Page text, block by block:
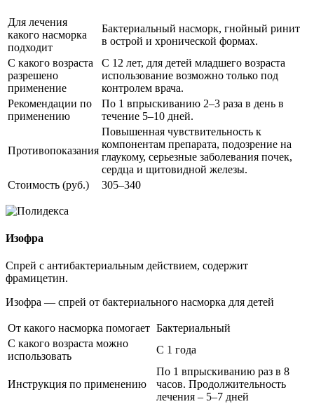
Для лечения
какого насморка
подходит
Бактериальный насморк, гнойный ринит
в острой и хронической формах.
С какого возраста
разрешено
применение
С 12 лет, для детей младшего возраста
использование возможно только под
контролем врача.
Рекомендации по
применению
По 1 впрыскиванию 2–3 раза в день в
течение 5–10 дней.
Противопоказания
Повышенная чувствительность к
компонентам препарата, подозрение на
глаукому, серьезные заболевания почек,
сердца и щитовидной железы.
Стоимость (руб.)
305–340
Изофра
Спрей с антибактериальным действием, содержит
фрамицетин.
Изофра — спрей от бактериального насморка для детей
От какого насморка помогает Бактериальный
С какого возраста можно
использовать
С 1 года
Инструкция по применению
По 1 впрыскиванию раз в 8
часов. Продолжительность
лечения – 5–7 дней